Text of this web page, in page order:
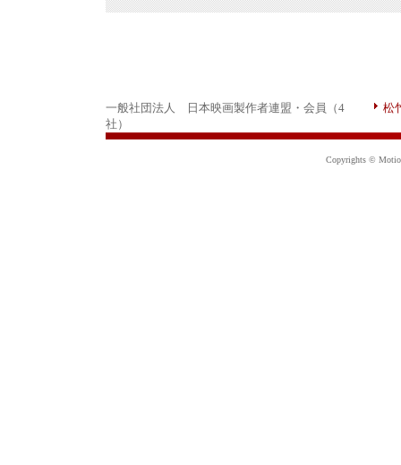
一般社団法人 日本映画製作者連盟・会員（4
社）
松
Copyrights ©